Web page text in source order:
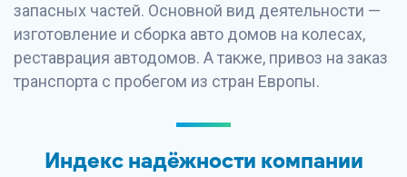
запасных частей. Основной вид деятельности —
изготовление и сборка авто домов на колесах,
реставрация автодомов. А также, привоз на заказ
транспорта с пробегом из стран Европы.
Индекс надёжности компании